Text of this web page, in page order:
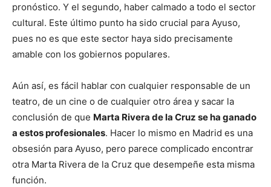
pronóstico. Y el segundo, haber calmado a todo el sector
cultural. Este último punto ha sido crucial para Ayuso,
pues no es que este sector haya sido precisamente
amable con los gobiernos populares.
Aún así, es fácil hablar con cualquier responsable de un
teatro, de un cine o de cualquier otro área y sacar la
conclusión de que Marta Rivera de la Cruz se ha ganado
a estos profesionales. Hacer lo mismo en Madrid es una
obsesión para Ayuso, pero parece complicado encontrar
otra Marta Rivera de la Cruz que desempeñe esta misma
función.